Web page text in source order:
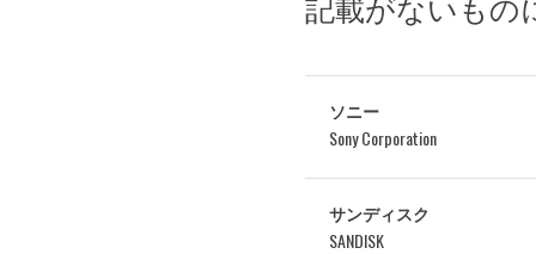
記載がないもの
ソニー
Sony Corporation
サンディスク
SANDISK